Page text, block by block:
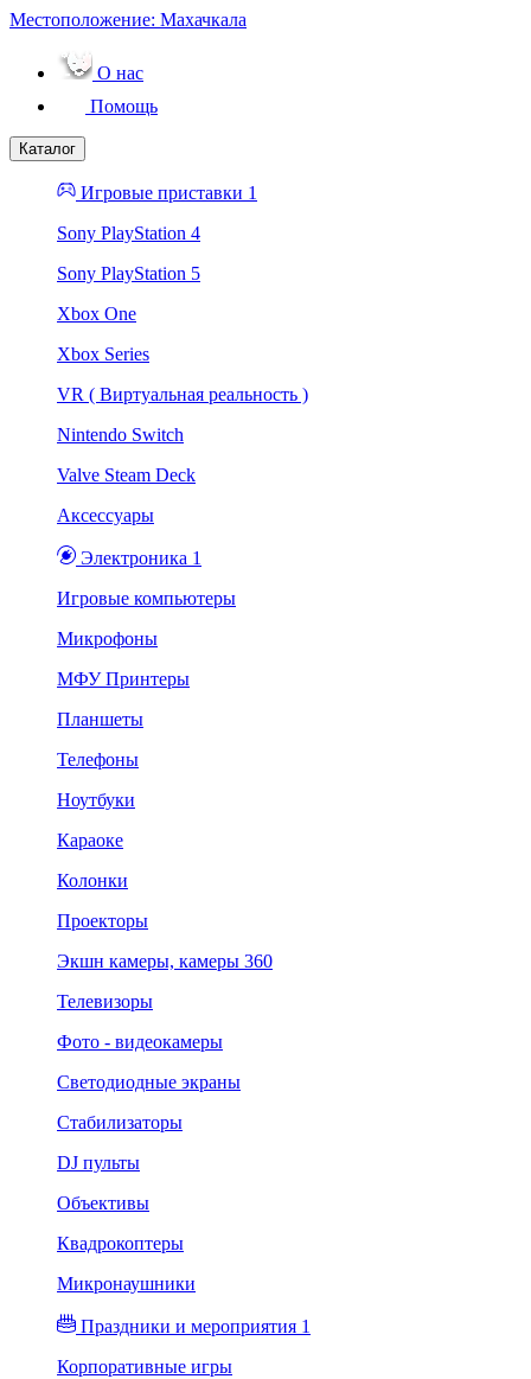
Местоположение: Махачкала
О нас
Помощь
Каталог
Игровые приставки 1
Sony PlayStation 4
Sony PlayStation 5
Xbox One
Xbox Series
VR ( Виртуальная реальность )
Nintendo Switch
Valve Steam Deck
Аксессуары
Электроника 1
Игровые компьютеры
Микрофоны
МФУ Принтеры
Планшеты
Телефоны
Ноутбуки
Караоке
Колонки
Проекторы
Экшн камеры, камеры 360
Телевизоры
Фото - видеокамеры
Светодиодные экраны
Стабилизаторы
DJ пульты
Объективы
Квадрокоптеры
Микронаушники
Праздники и мероприятия 1
Корпоративные игры